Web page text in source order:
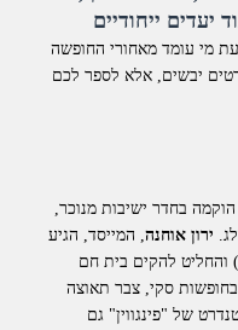
יעדים ייחודיים
מי עומד מאחורי החופשה
יבשים, אלא לספר לכם
2007. פינגווין לא הוקמה בחדר ישיבות מנוכר,
ירון אוחנה , המייסד, הגיע
להקים בית חם
סקי, צבר תאוצה
של "פינגווין" גם